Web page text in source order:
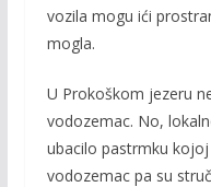
vozila mogu ići
mogla.
U Prokoškom jezeru
vodozemac. No,
ubacilo pastrmku
vodozemac pa su